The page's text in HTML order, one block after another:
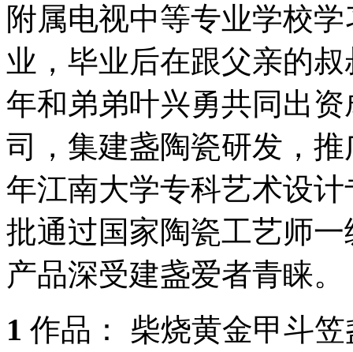
附属电视中等专业学校
业，毕业后在跟父亲的
年和弟弟叶兴勇共同出
司，集建盏陶瓷研发，
年江南大学专科艺术设
批通过国家陶瓷工艺师
产品深受建盏爱者青睐。
1 作品： 柴烧黄金甲斗